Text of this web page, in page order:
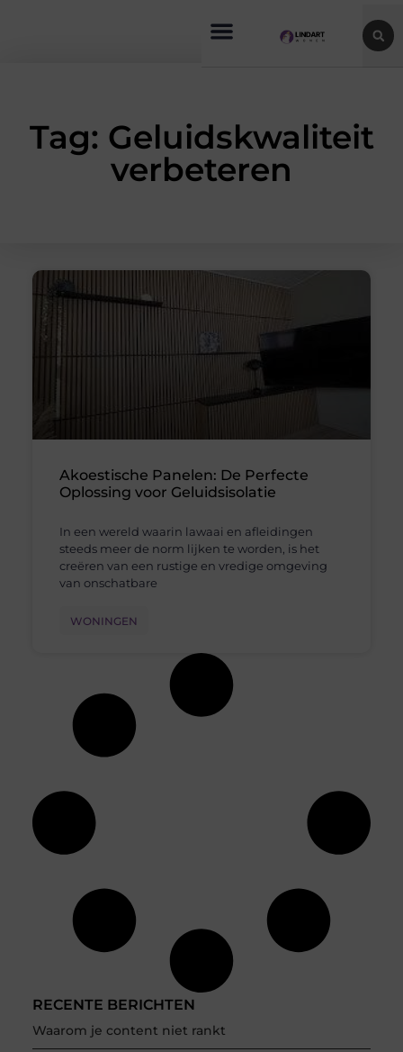
Tag: Geluidskwaliteit
verbeteren
RECENTE BERICHTEN
Waarom je content niet rankt
Akoestische Panelen: De Perfecte
Oplossing voor Geluidsisolatie
In een wereld waarin lawaai en afleidingen
steeds meer de norm lijken te worden, is het
creëren van een rustige en vredige omgeving
van onschatbare
WONINGEN